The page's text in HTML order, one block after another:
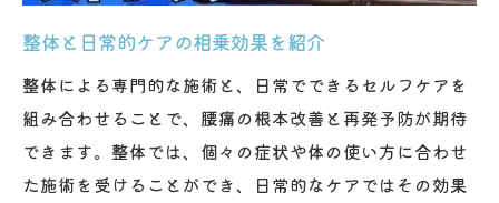
整体と日常的ケアの相乗効果を紹介
整体による専門的な施術と、日常でできるセルフケアを
組み合わせることで、腰痛の根本改善と再発予防が期待
できます。整体では、個々の症状や体の使い方に合わせ
た施術を受けることができ、日常的なケアではその効果